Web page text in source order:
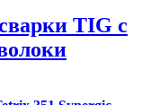
TIG с